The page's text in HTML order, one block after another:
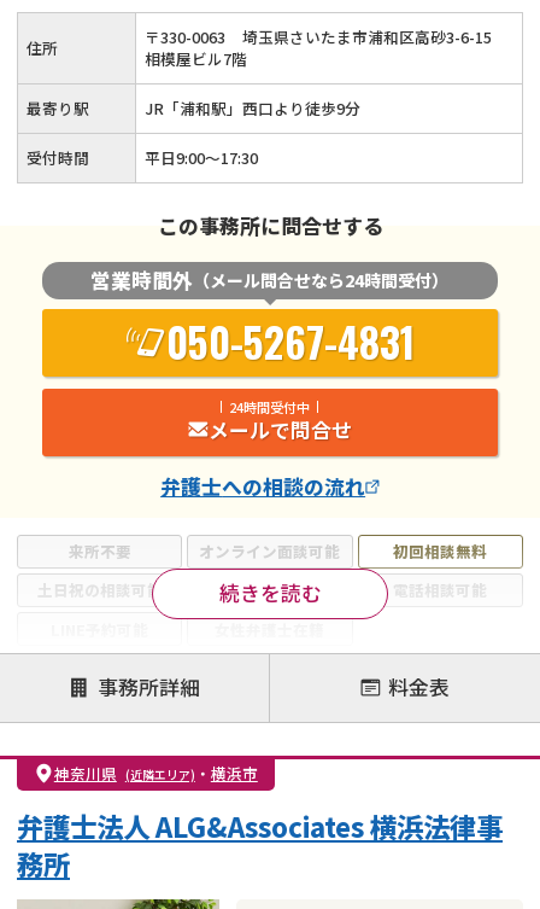
来所不要 オンライン面談可能
初回相談無料
土日祝の相談可能
19時以降電話可能
電話相談可能
注力案件
離婚前相談
離婚調停
離婚裁判
親権・面会交流権
DV
モラハラ
不貞・不倫慰謝料請求
国際離婚
財産分与
内縁の夫婦 熟年離婚
続きを読む
住所 〒330-0063
埼玉県さいたま市浦和区高砂3-6-15
相模屋ビル7階
最寄り駅 JR「浦和駅」西口より徒歩9分
受付時間 平日9:00～17:30
この事務所に問合せする
営業時間外 （メール問合せなら24時間受付）
050-5267-4831
24時間受付中
メールで問合せ
弁護士への相談の流れ
事務所詳細 料金表
神奈川県 (近隣エリア) ・ 横浜市
弁護士法人 ALG&Associates 横浜法律事
務所